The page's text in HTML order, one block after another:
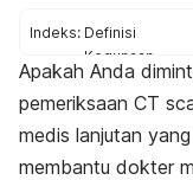
Indeks: Definisi
Kegunaan
Persiapan
Proses
Efek samping
Apakah Anda
pemeriksaan CT
medis lanjutan
membantu dokter